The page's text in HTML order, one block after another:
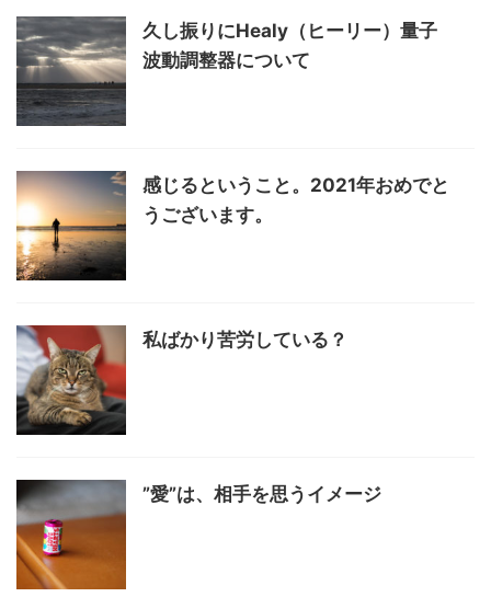
久し振りにHealy（ヒーリー）量子
波動調整器について
感じるということ。2021年おめでと
うございます。
私ばかり苦労している？
”愛”は、相手を思うイメージ